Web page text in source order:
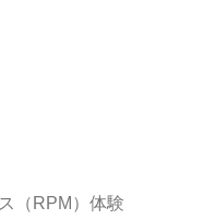
（RPM）体験